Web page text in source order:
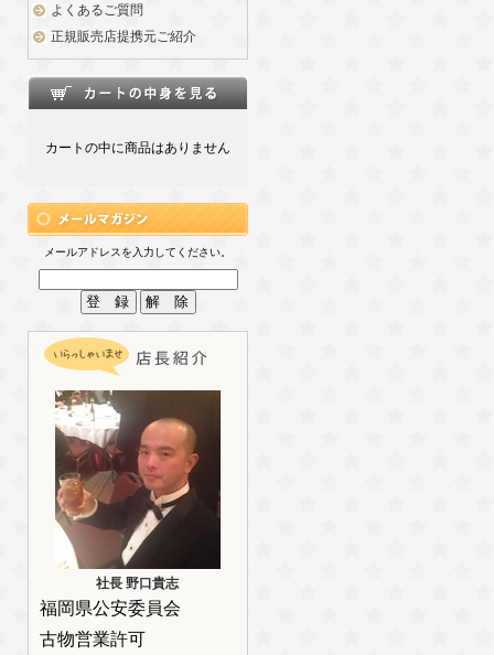
よくあるご質問
正規販売店提携元ご紹介
カートの中に商品はありません
メールアドレスを入力してください。
社長 野口貴志
福岡県公安委員会
古物営業許可